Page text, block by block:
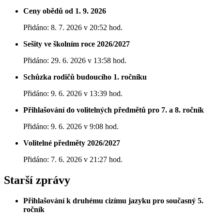
Ceny obědů od 1. 9. 2026
Přidáno: 8. 7. 2026 v 20:52 hod.
Sešity ve školním roce 2026/2027
Přidáno: 29. 6. 2026 v 13:58 hod.
Schůzka rodičů budoucího 1. ročníku
Přidáno: 9. 6. 2026 v 13:39 hod.
Přihlašování do volitelných předmětů pro 7. a 8. ročník
Přidáno: 9. 6. 2026 v 9:08 hod.
Volitelné předměty 2026/2027
Přidáno: 7. 6. 2026 v 21:27 hod.
Starší zprávy
Přihlašování k druhému cizímu jazyku pro současný 5.
ročník